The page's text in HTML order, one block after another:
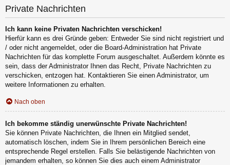
Private Nachrichten
Ich kann keine Privaten Nachrichten verschicken!
Hierfür kann es drei Gründe geben: Entweder Sie sind nicht registriert und
/ oder nicht angemeldet, oder die Board-Administration hat Private
Nachrichten für das komplette Forum ausgeschaltet. Außerdem könnte es
sein, dass der Administrator Ihnen das Recht, Private Nachrichten zu
verschicken, entzogen hat. Kontaktieren Sie einen Administrator, um
weitere Informationen zu erhalten.
Nach oben
Ich bekomme ständig unerwünschte Private Nachrichten!
Sie können Private Nachrichten, die Ihnen ein Mitglied sendet,
automatisch löschen, indem Sie in Ihrem persönlichen Bereich eine
entsprechende Regel erstellen. Falls Sie belästigende Nachrichten von
jemandem erhalten, so können Sie dies auch einem Administrator